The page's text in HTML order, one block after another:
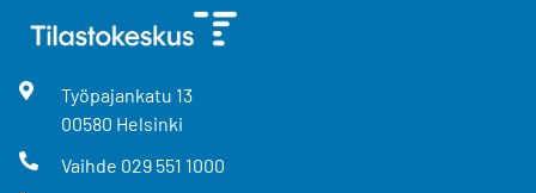
Työpajankatu 13
00580 Helsinki
Vaihde 029 551 1000